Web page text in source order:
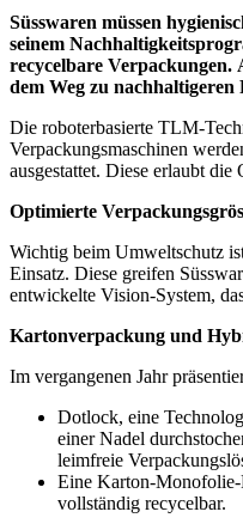
Süsswaren müssen
seinem
recycelbare Verpackungen.
dem Weg zu
Die roboterbasierte TLM-
Verpackungsmaschinen
ausgestattet. Diese erlaubt
Optimierte
Wichtig beim Umweltschutz
Einsatz. Diese greifen
entwickelte Vision-System,
Kartonverpackung und
Im vergangenen Jahr
Dotlock, eine
einer Nadel
leimfreie
Eine Karton-Monofolie-
vollständig recycelbar.